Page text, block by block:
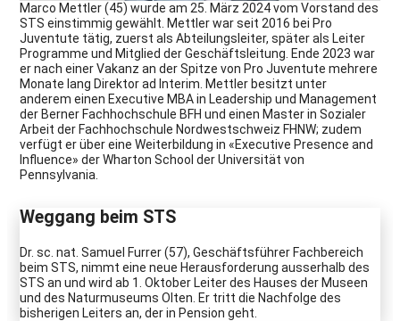
Marco Mettler (45) wurde am 25. März 2024 vom Vorstand des
STS einstimmig gewählt. Mettler war seit 2016 bei Pro
Juventute tätig, zuerst als Abteilungsleiter, später als Leiter
Programme und Mitglied der Geschäftsleitung. Ende 2023 war
er nach einer Vakanz an der Spitze von Pro Juventute mehrere
Monate lang Direktor ad Interim. Mettler besitzt unter
anderem einen Executive MBA in Leadership und Management
der Berner Fachhochschule BFH und einen Master in Sozialer
Arbeit der Fachhochschule Nordwestschweiz FHNW; zudem
verfügt er über eine Weiterbildung in «Executive Presence and
Influence» der Wharton School der Universität von
Pennsylvania.
Weggang beim STS
Dr. sc. nat. Samuel Furrer (57), Geschäftsführer Fachbereich
beim STS, nimmt eine neue Herausforderung ausserhalb des
STS an und wird ab 1. Oktober Leiter des Hauses der Museen
und des Naturmuseums Olten. Er tritt die Nachfolge des
bisherigen Leiters an, der in Pension geht.